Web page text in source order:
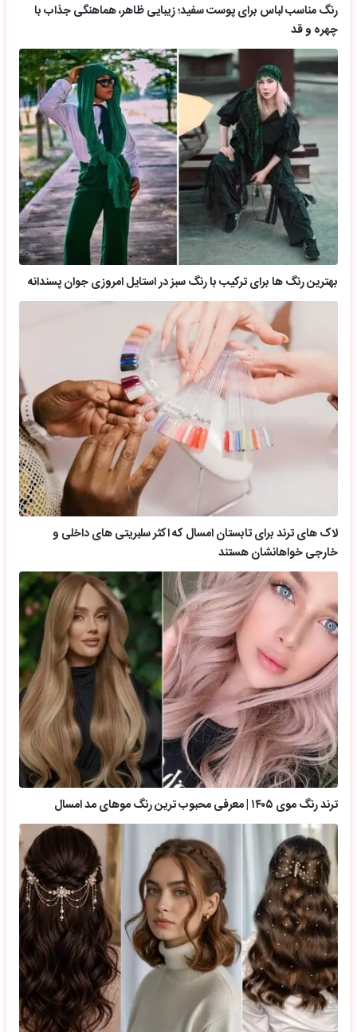
رنگ مناسب لباس برای پوست سفید؛ زیبایی ظاهر، هماهنگی جذاب با
چهره و قد
بهترین رنگ ها برای ترکیب با رنگ سبز در استایل امروزی جوان پسندانه
لاک های ترند برای تابستان امسال که اکثر سلبریتی های داخلی و
خارجی خواهانشان هستند
ترند رنگ موی ۱۴۰۵ | معرفی محبوب ترین رنگ موهای مد امسال